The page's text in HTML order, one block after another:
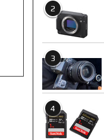
2
3
4